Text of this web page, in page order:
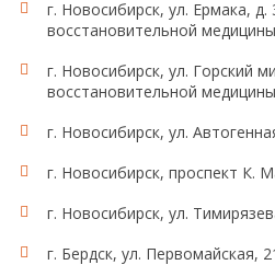
г. Новосибирск, ул. Ермака, д.
восстановительной
г. Новосибирск, ул. Горский
восстановительной
г. Новосибирск, ул.
г. Новосибирск, проспект К.
г. Новосибирск, ул.
г. Бердск, ул. Первомайская,